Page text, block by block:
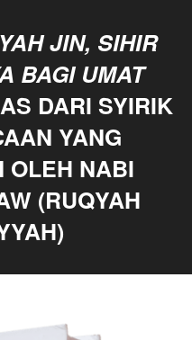
JIN, SIHIR
BAGI UMAT
DARI SYIRIK
YANG
OLEH NABI
(RUQYAH